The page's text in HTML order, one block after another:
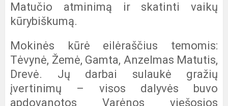
Matučio atminimą ir skatinti vaikų
kūrybiškumą.
Mokinės kūrė eilėraščius temomis:
Tėvynė, Žemė, Gamta, Anzelmas Matutis,
Drevė. Jų darbai sulaukė gražių
įvertinimų – visos dalyvės buvo
apdovanotos Varėnos viešosios